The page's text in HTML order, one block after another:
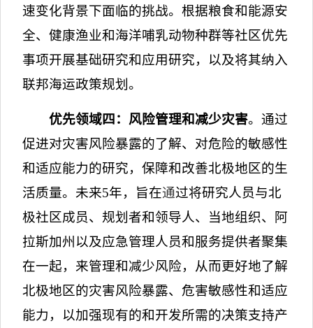
速变化背景下面临的挑战。根据粮食和能源安
全、健康渔业和海洋哺乳动物种群等社区优先
事项开展基础研究和应用研究，以及将其纳入
联邦海运政策规划。
优先领域四：风险管理和减少灾害。通过
促进对灾害风险暴露的了解、对危险的敏感性
和适应能力的研究，保障和改善北极地区的生
活质量。未来5年，旨在通过将研究人员与北
极社区成员、规划者和领导人、当地组织、阿
拉斯加州以及应急管理人员和服务提供者聚集
在一起，来管理和减少风险，从而更好地了解
北极地区的灾害风险暴露、危害敏感性和适应
能力，以加强现有的和开发所需的决策支持产